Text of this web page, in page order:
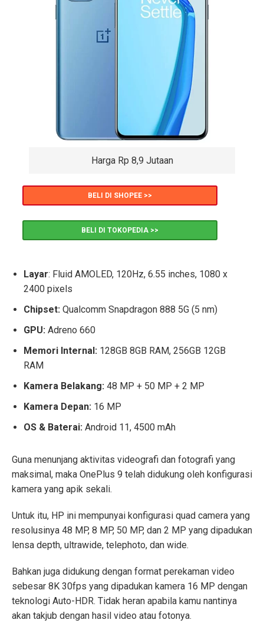
Harga Rp 8,9 Jutaan
BELI DI SHOPEE >>
BELI DI TOKOPEDIA >>
Layar: Fluid AMOLED, 120Hz, 6.55 inches, 1080 x
2400 pixels
Chipset: Qualcomm Snapdragon 888 5G (5 nm)
GPU: Adreno 660
Memori Internal: 128GB 8GB RAM, 256GB 12GB
RAM
Kamera Belakang: 48 MP + 50 MP + 2 MP
Kamera Depan: 16 MP
OS & Baterai: Android 11, 4500 mAh
Guna menunjang aktivitas videografi dan fotografi yang
maksimal, maka OnePlus 9 telah didukung oleh konfigurasi
kamera yang apik sekali.
Untuk itu, HP ini mempunyai konfigurasi quad camera yang
resolusinya 48 MP, 8 MP, 50 MP, dan 2 MP yang dipadukan
lensa depth, ultrawide, telephoto, dan wide.
Bahkan juga didukung dengan format perekaman video
sebesar 8K 30fps yang dipadukan kamera 16 MP dengan
teknologi Auto-HDR. Tidak heran apabila kamu nantinya
akan takjub dengan hasil video atau fotonya.